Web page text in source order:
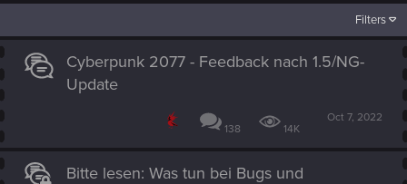
Filters
Cyberpunk 2077 - Feedback nach 1.5/NG-
Update
138 14K
Oct 7, 2022
Bitte lesen: Was tun bei Bugs und